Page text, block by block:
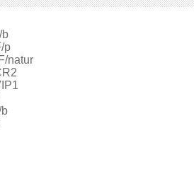
b
p
natur